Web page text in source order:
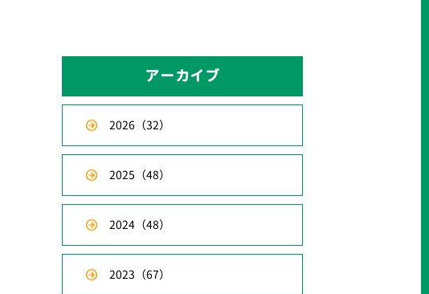
アーカイブ
2026 （32）
2025 （48）
2024 （48）
2023 （67）